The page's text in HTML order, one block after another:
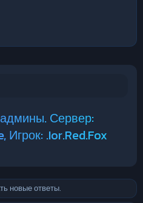
Сервер:
Игрок: .Ior.Red.Fox
новые ответы.